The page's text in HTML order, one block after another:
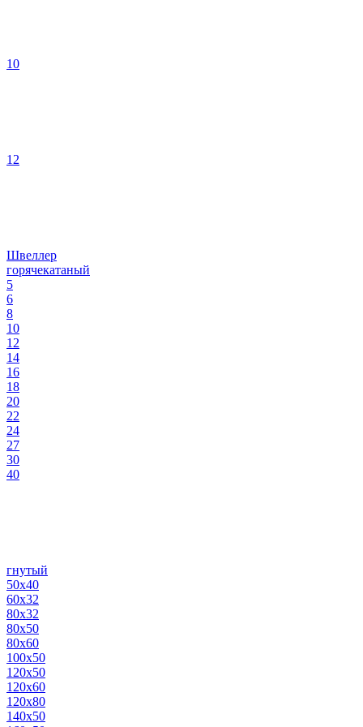
10
12
Швеллер
горячекатаный
5
6
8
10
12
14
16
18
20
22
24
27
30
40
гнутый
50х40
60х32
80х32
80х50
80х60
100х50
120х50
120х60
120х80
140х50